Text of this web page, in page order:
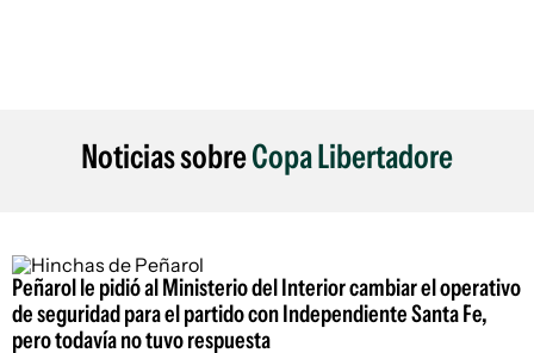
Noticias sobreCopa Libertadore
Peñarol le pidió al Ministerio del Interior cambiar el operativo
de seguridad para el partido con Independiente Santa Fe,
pero todavía no tuvo respuesta